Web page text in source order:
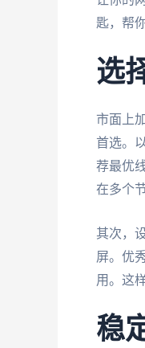
匙，帮
选
市面上
首选。以
荐最优
在多个
其次，
屏。优
用。这
稳